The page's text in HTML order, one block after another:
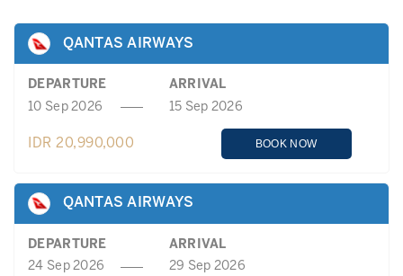
QANTAS AIRWAYS
DEPARTURE
ARRIVAL
10 Sep 2026
15 Sep 2026
IDR 20,990,000 BOOK NOW
QANTAS AIRWAYS
DEPARTURE
ARRIVAL
24 Sep 2026
29 Sep 2026